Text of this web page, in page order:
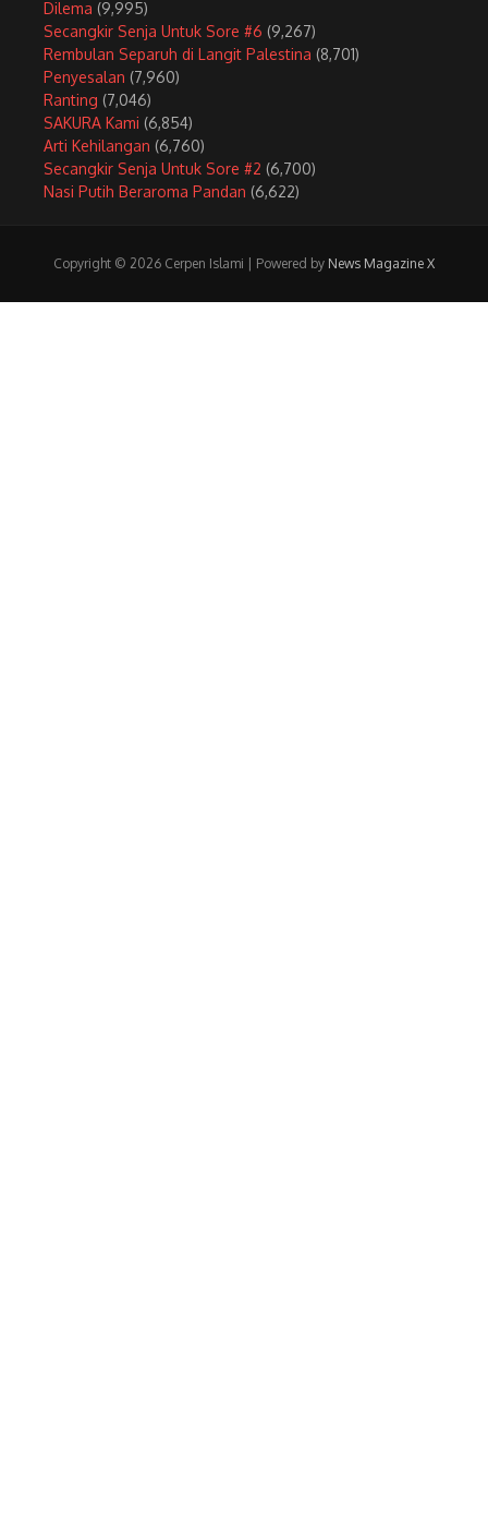
Dilema (9,995)
Secangkir Senja Untuk Sore #6 (9,267)
Rembulan Separuh di Langit Palestina (8,701)
Penyesalan (7,960)
Ranting (7,046)
SAKURA Kami (6,854)
Arti Kehilangan (6,760)
Secangkir Senja Untuk Sore #2 (6,700)
Nasi Putih Beraroma Pandan (6,622)
Copyright © 2026 Cerpen Islami | Powered by News Magazine X